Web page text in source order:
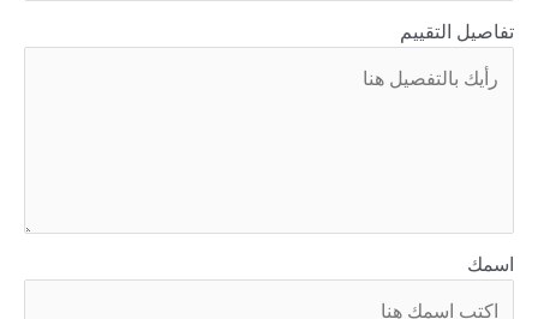
تفاصيل التقييم
اسمك